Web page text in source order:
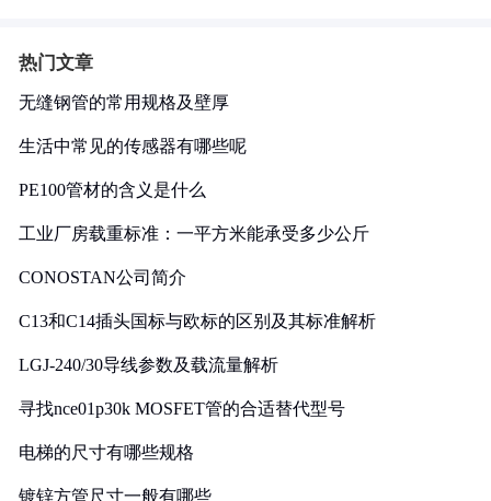
热门文章
无缝钢管的常用规格及壁厚
生活中常见的传感器有哪些呢
PE100管材的含义是什么
工业厂房载重标准：一平方米能承受多少公斤
CONOSTAN公司简介
C13和C14插头国标与欧标的区别及其标准解析
LGJ-240/30导线参数及载流量解析
寻找nce01p30k MOSFET管的合适替代型号
电梯的尺寸有哪些规格
镀锌方管尺寸一般有哪些